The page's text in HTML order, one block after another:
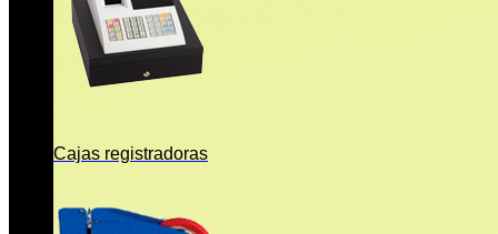
Cajas registradoras